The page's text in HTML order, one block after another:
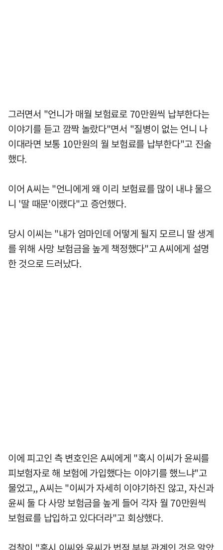
그러면서 "언니가 매월 보험료로 70만원씩 납부한다는
이야기를 듣고 깜짝 놀랐다"면서 "질병이 없는 언니 나
이대라면 보통 10만원의 월 보험료를 납부한다"고 진술
했다.
이어 A씨는 "언니에게 왜 이리 보험료를 많이 내냐 물으
니 '딸 때문'이랬다"고 증언했다.
당시 이씨는 "내가 엄마인데 어떻게 될지 모르니 딸 생계
를 위해 사망 보험금을 높게 책정했다"고 A씨에게 설명
한 것으로 드러났다.
이에 피고인 측 변호인은 A씨에게 "혹시 이씨가 윤씨를
피보험자로 해 보험에 가입했다는 이야기를 했느냐"고
물었고,, A씨는 "이씨가 자세히 이야기하진 않고, 자신과
윤씨 둘 다 사망 보험금을 높게 들어 각자 월 70만원씩
보험료를 납입하고 있다더라"고 회상했다.